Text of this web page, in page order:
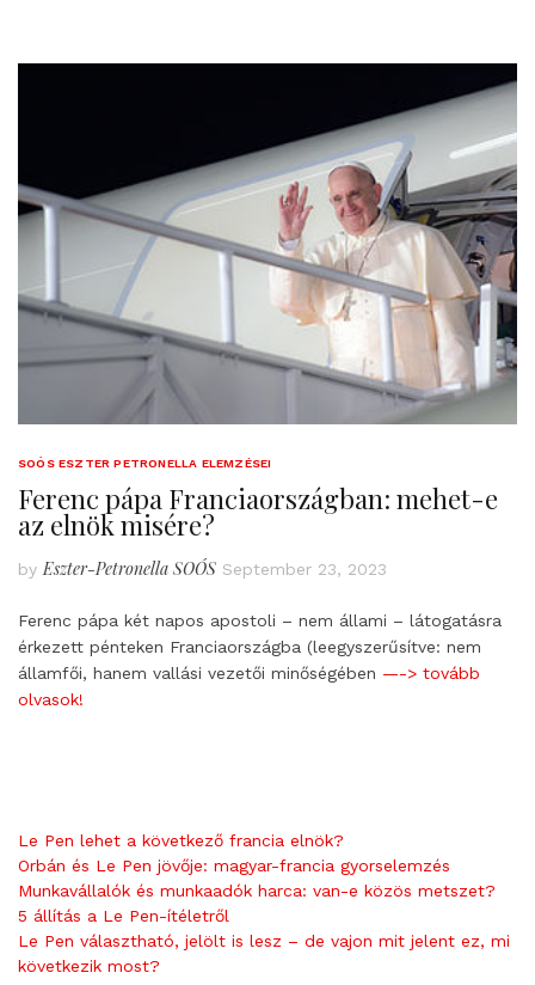
SOÓS ESZTER PETRONELLA ELEMZÉSEI
Ferenc pápa Franciaországban: mehet-e
az elnök misére?
by Eszter-Petronella SOÓS September 23, 2023
Ferenc pápa két napos apostoli – nem állami – látogatásra
érkezett pénteken Franciaországba (leegyszerűsítve: nem
államfői, hanem vallási vezetői minőségében —-> tovább
olvasok!
Le Pen lehet a következő francia elnök?
Orbán és Le Pen jövője: magyar-francia gyorselemzés
Munkavállalók és munkaadók harca: van-e közös metszet?
5 állítás a Le Pen-ítéletről
Le Pen választható, jelölt is lesz – de vajon mit jelent ez, mi
következik most?